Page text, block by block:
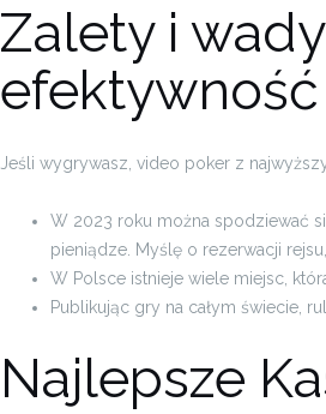
Zalety i
Jeśli wygrywasz, video poker z
W 2023 roku można spodziewać
pieniądze. Myślę o rezerwacji
W Polsce istnieje wiele miejsc,
Publikując gry na całym świecie,
Najlepsze